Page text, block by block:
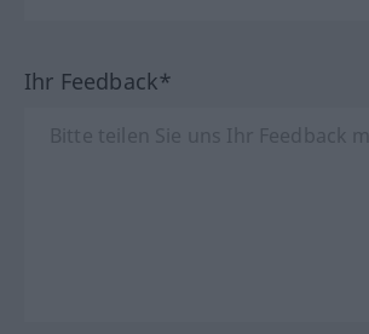
Ihr Feedback*